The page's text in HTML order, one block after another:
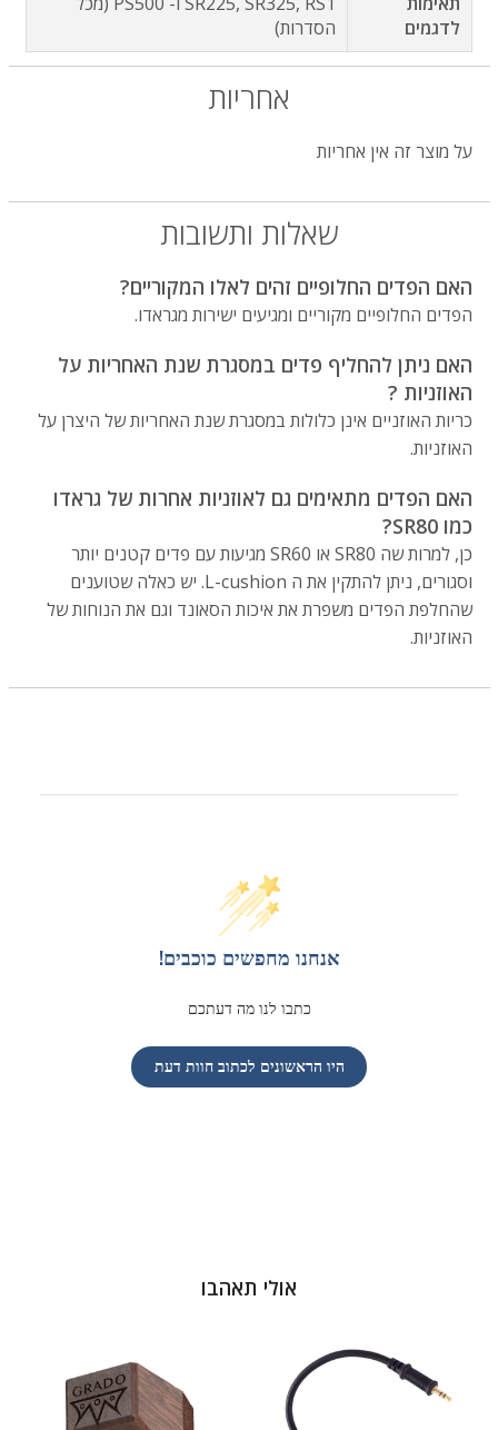
לדגמים
הסדרות)
אחריות
על מוצר זה אין אחריות
שאלות ותשובות
האם הפדים החלופיים זהים לאלו המקוריים?
הפדים החלופיים מקוריים ומגיעים ישירות מגראדו.
האם ניתן להחליף פדים במסגרת שנת האחריות על
האוזניות ?
כריות האוזניים אינן כלולות במסגרת שנת האחריות של היצרן על
האוזניות.
האם הפדים מתאימים גם לאוזניות אחרות של גראדו
כמו SR80?
כן, למרות שה SR80 או SR60 מגיעות עם פדים קטנים יותר
וסגורים, ניתן להתקין את ה L-cushion. יש כאלה שטוענים
שהחלפת הפדים משפרת את איכות הסאונד וגם את הנוחות של
האוזניות.
אנחנו מחפשים כוכבים!
כתבו לנו מה דעתכם
היו הראשונים לכתוב חוות דעת
אולי תאהבו